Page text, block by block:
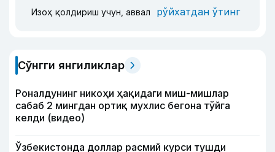
Изоҳ қолдириш учун, аввал рўйхатдан ўтинг
Сўнгги янгиликлар
Роналдунинг никоҳи ҳақидаги миш-мишлар
сабаб 2 мингдан ортиқ мухлис бегона тўйга
келди (видео)
Ўзбекистонда доллар расмий курси тушди